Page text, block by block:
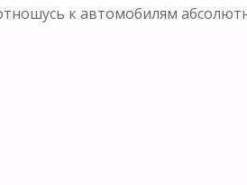
к автомобилям
закрылся и